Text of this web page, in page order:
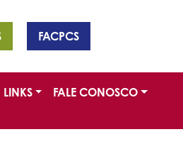
FACPCS
LINKS FALE CONOSCO